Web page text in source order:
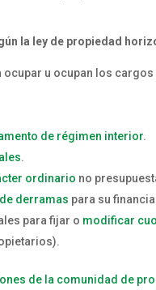
la ley de propiedad
u ocupan los
de régimen interior.
.
ordinario no
derramas para su
para fijar o modificar
de la comunidad de